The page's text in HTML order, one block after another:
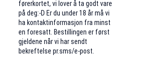
førerkortet, vi lover å ta godt vare
på deg:-D Er du under 18 år må vi
ha kontaktinformasjon fra minst
en foresatt. Bestillingen er først
gjeldene når vi har sendt
bekreftelse pr.sms/e-post.